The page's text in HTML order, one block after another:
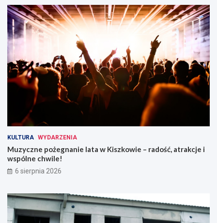
KULTURA WYDARZENIA
Muzyczne pożegnanie lata w Kiszkowie – radość, atrakcje i
wspólne chwile!
6 sierpnia 2026